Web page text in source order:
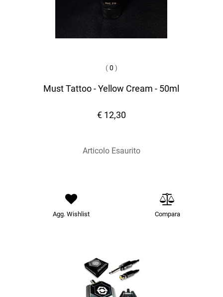
(0 )
Must Tattoo - Yellow Cream - 50ml
€ 12,30
Articolo Esaurito
Agg. Wishlist Compara